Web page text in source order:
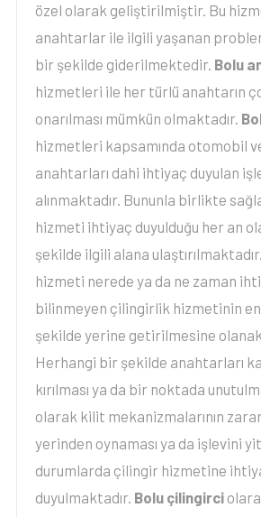
özel olarak geliştirilmiştir. Bu
anahtarlar ile ilgili yaşanan
bir şekilde giderilmektedir. Bolu
hizmetleri ile her türlü anahtarın
onarılması mümkün olmaktadır.
hizmetleri kapsamında otomobil
anahtarları dahi ihtiyaç duyulan
alınmaktadır. Bununla birlikte
hizmeti ihtiyaç duyulduğu her an
şekilde ilgili alana ulaştırılmaktadır.
hizmeti nerede ya da ne zaman
bilinmeyen çilingirlik hizmetinin
şekilde yerine getirilmesine
Herhangi bir şekilde anahtarları
kırılması ya da bir noktada
olarak kilit mekanizmalarının
yerinden oynaması ya da işlevini
durumlarda çilingir hizmetine
duyulmaktadır. Bolu çilingirci